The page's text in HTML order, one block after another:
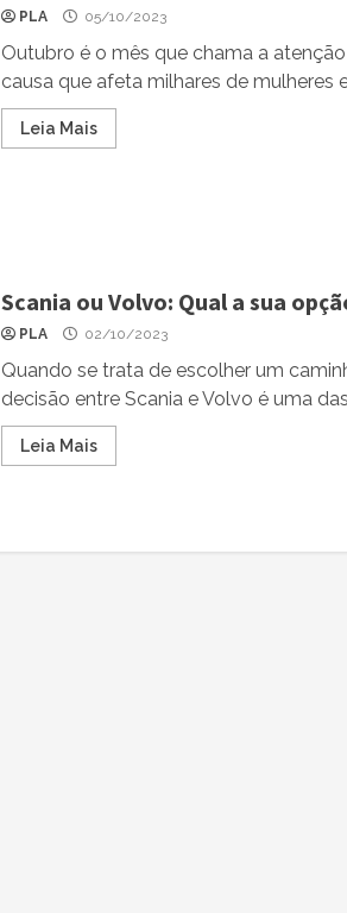
PLA 05/10/2023
Outubro é o mês que chama a
causa que afeta milhares de mulheres
Leia Mais
Scania ou Volvo: Qual a sua
PLA 02/10/2023
Quando se trata de escolher um
decisão entre Scania e Volvo é uma
Leia Mais